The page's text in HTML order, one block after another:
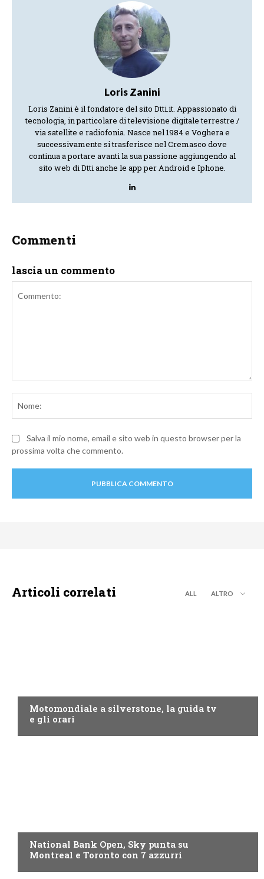
Loris Zanini
Loris Zanini è il fondatore del sito Dtti.it. Appassionato di
tecnologia, in particolare di televisione digitale terrestre /
via satellite e radiofonia. Nasce nel 1984 e Voghera e
successivamente si trasferisce nel Cremasco dove
continua a portare avanti la sua passione aggiungendo al
sito web di Dtti anche le app per Android e Iphone.
Commenti
lascia un commento
Salva il mio nome, email e sito web in questo browser per la
prossima volta che commento.
Articoli correlati ALL ALTRO
Motomondiale a silverstone, la guida tv
e gli orari
National Bank Open, Sky punta su
Montreal e Toronto con 7 azzurri